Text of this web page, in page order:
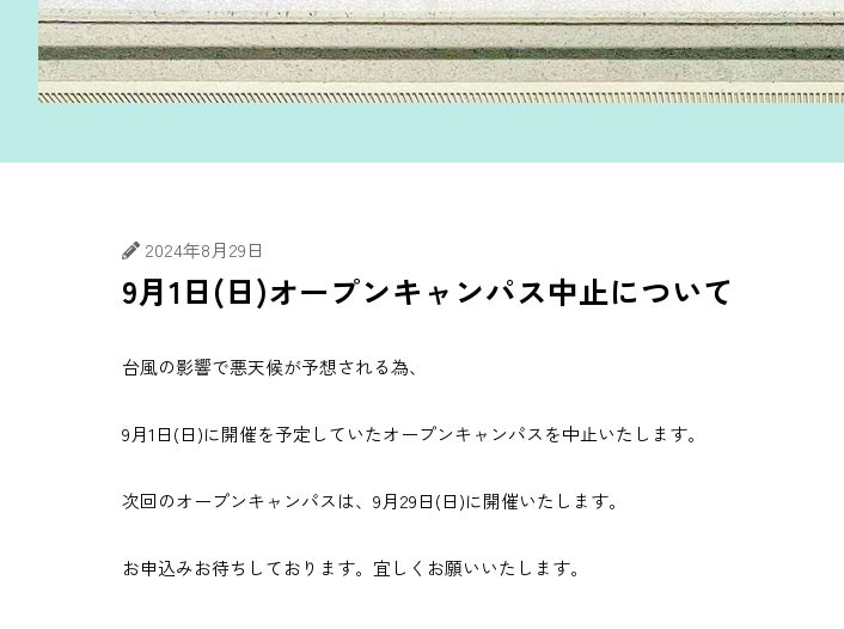
2024年8月29日
9月1日(日)オープンキャンパス中止について
台風の影響で悪天候が予想される為、
9月1日(日)に開催を予定していたオープンキャンパスを中止いたします。
次回のオープンキャンパスは、9月29日(日)に開催いたします。
お申込みお待ちしております。宜しくお願いいたします。